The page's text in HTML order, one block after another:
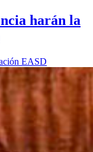
harán la
EASD